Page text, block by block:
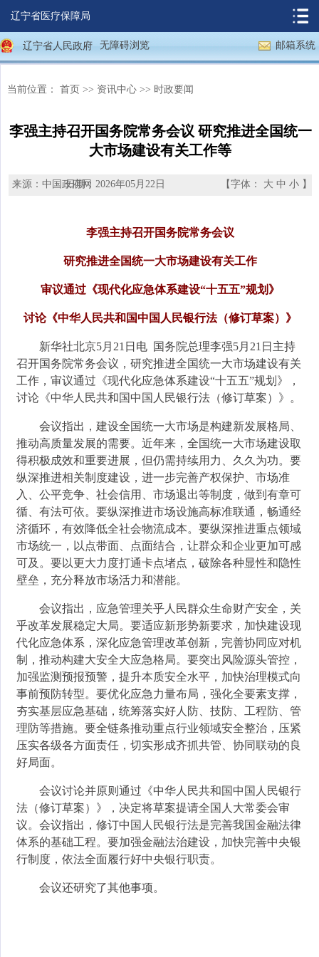
辽宁省人民政府 无障碍浏览 邮箱系统
辽宁省医疗保障局
当前位置： 首页 >> 资讯中心>> 时政要闻
李强主持召开国务院常务会议 研究推进全国统一
大市场建设有关工作等
来源：中国政府网日期：2026年05月22日 【字体： 大 中 小】
李强主持召开国务院常务会议
研究推进全国统一大市场建设有关工作
审议通过《现代化应急体系建设“十五五”规划》
讨论《中华人民共和国中国人民银行法（修订草案）》
新华社北京5月21日电 国务院总理李强5月21日主持
召开国务院常务会议，研究推进全国统一大市场建设有关
工作，审议通过《现代化应急体系建设“十五五”规划》，
讨论《中华人民共和国中国人民银行法（修订草案）》。
会议指出，建设全国统一大市场是构建新发展格局、
推动高质量发展的需要。近年来，全国统一大市场建设取
得积极成效和重要进展，但仍需持续用力、久久为功。要
纵深推进相关制度建设，进一步完善产权保护、市场准
入、公平竞争、社会信用、市场退出等制度，做到有章可
循、有法可依。要纵深推进市场设施高标准联通，畅通经
济循环，有效降低全社会物流成本。要纵深推进重点领域
市场统一，以点带面、点面结合，让群众和企业更加可感
可及。要以更大力度打通卡点堵点，破除各种显性和隐性
壁垒，充分释放市场活力和潜能。
会议指出，应急管理关乎人民群众生命财产安全，关
乎改革发展稳定大局。要适应新形势新要求，加快建设现
代化应急体系，深化应急管理改革创新，完善协同应对机
制，推动构建大安全大应急格局。要突出风险源头管控，
加强监测预报预警，提升本质安全水平，加快治理模式向
事前预防转型。要优化应急力量布局，强化全要素支撑，
夯实基层应急基础，统筹落实好人防、技防、工程防、管
理防等措施。要全链条推动重点行业领域安全整治，压紧
压实各级各方面责任，切实形成齐抓共管、协同联动的良
好局面。
会议讨论并原则通过《中华人民共和国中国人民银行
法（修订草案）》，决定将草案提请全国人大常委会审
议。会议指出，修订中国人民银行法是完善我国金融法律
体系的基础工程。要加强金融法治建设，加快完善中央银
行制度，依法全面履行好中央银行职责。
会议还研究了其他事项。